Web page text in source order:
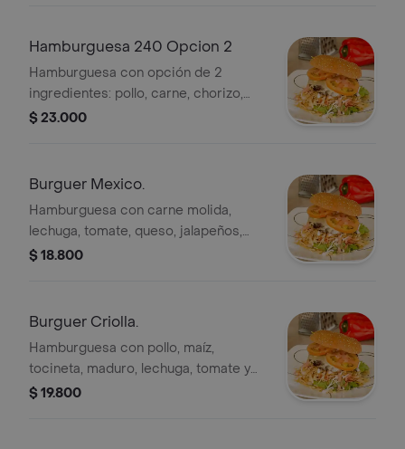
Hamburguesa 240 Opcion 2
Hamburguesa con opción de 2
ingredientes: pollo, carne, chorizo,
tocineta, jamón, maíz, frijol, huevo,
tomate y salsas.
$ 23.000
Burguer Mexico.
Hamburguesa con carne molida,
lechuga, tomate, queso, jalapeños,
frijoles, pico de gallo y papas fritas.
$ 18.800
Burguer Criolla.
Hamburguesa con pollo, maíz,
tocineta, maduro, lechuga, tomate y
papas fritas.
$ 19.800